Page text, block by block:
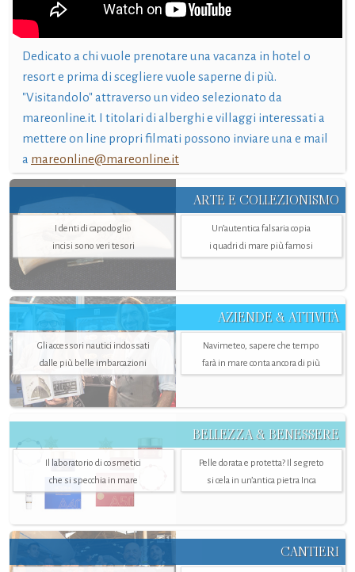
Dedicato a chi vuole prenotare una vacanza in hotel o
resort e prima di scegliere vuole saperne di più.
"Visitandolo" attraverso un video selezionato da
mareonline.it. I titolari di alberghi e villaggi interessati a
mettere on line propri filmati possono inviare una e mail
a mareonline@mareonline.it
ARTE E COLLEZIONISMO
I denti di capodoglio
incisi sono veri tesori
Un’autentica falsaria copia
i quadri di mare più famosi
AZIENDE & ATTIVITÀ
Gli accessori nautici indossati
dalle più belle imbarcazioni
Navimeteo, sapere che tempo
farà in mare conta ancora di più
BELLEZZA & BENESSERE
Il laboratorio di cosmetici
che si specchia in mare
Pelle dorata e protetta? Il segreto
si cela in un’antica pietra Inca
CANTIERI